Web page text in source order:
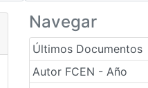
Navegar
Últimos Documentos
Autor FCEN - Año